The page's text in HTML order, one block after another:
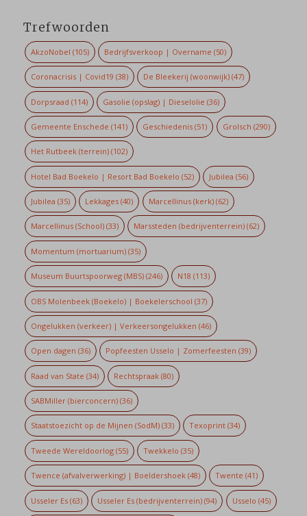
Trefwoorden
AkzoNobel (105) Bedrijfsverkoop | Overname (50)
Coronacrisis | Covid19 (38) De Bleekerij (woonwijk) (47)
Dorpsraad (114) Gasolie (opslag) | Dieselolie (36)
Gemeente Enschede (141) Geschiedenis (51) Grolsch (290)
Het Rutbeek (terrein)(102)
Hotel Bad Boekelo | Resort Bad Boekelo (52) Jubilea (56)
Jubilea (35) Lekkages (40) Marcellinus (kerk)(62)
Marcellinus (School)(33) Marssteden (bedrijventerrein) (62)
Momentum (mortuarium)(35)
Museum Buurtspoorweg (MBS)(246) N18 (113)
OBS Molenbeek (Boekelo) | Boekelerschool (37)
Ongelukken (verkeer) | Verkeersongelukken (46)
Open dagen (36) Popfeesten Usselo | Zomerfeesten (39)
Raad van State (34) Rechtspraak (80)
SABMiller (bierconcern)(36)
Staatstoezicht op de Mijnen (SodM)(33) Texoprint (34)
Tweede Wereldoorlog(55) Twekkelo (35)
Twence (afvalverwerking) | Boeldershoek(48) Twente (41)
Usseler Es(63) Usseler Es (bedrijventerrein) (94) Usselo (45)